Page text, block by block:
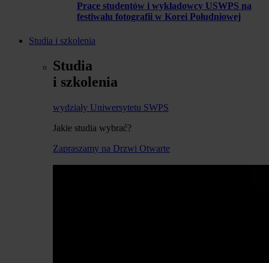
Prace studentów i wykładowcy USWPS na
festiwalu fotografii w Korei Południowej
Studia i szkolenia
Studia
i szkolenia
wydziały Uniwersytetu SWPS
Jakie studia wybrać?
Zapraszamy na Drzwi Otwarte